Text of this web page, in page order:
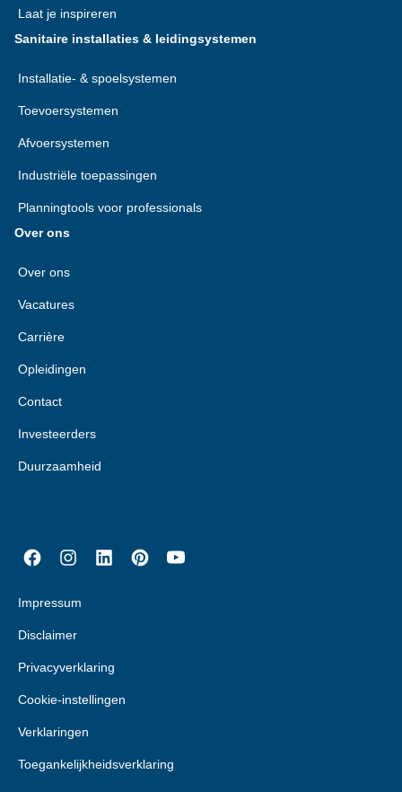
Laat je inspireren
Sanitaire installaties & leidingsystemen
Installatie- & spoelsystemen
Toevoersystemen
Afvoersystemen
Industriële toepassingen
Planningtools voor professionals
Over ons
Over ons
Vacatures
Carrière
Opleidingen
Contact
Investeerders
Duurzaamheid
Impressum
Disclaimer
Privacyverklaring
Cookie-instellingen
Verklaringen
Toegankelijkheidsverklaring